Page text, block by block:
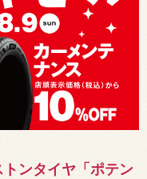
ンタイヤ「ポテン